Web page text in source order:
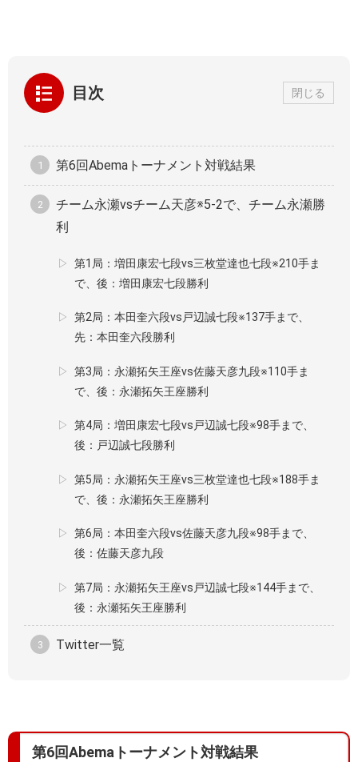
目次 閉じる
第6回Abemaトーナメント対戦結果
チーム永瀬vsチーム天彦※5-2で、チーム永瀬勝
利
第1局：増田康宏七段vs三枚堂達也七段※210手ま
で、後：増田康宏七段勝利
第2局：本田奎六段vs戸辺誠七段※137手まで、
先：本田奎六段勝利
第3局：永瀬拓矢王座vs佐藤天彦九段※110手ま
で、後：永瀬拓矢王座勝利
第4局：増田康宏七段vs戸辺誠七段※98手まで、
後：戸辺誠七段勝利
第5局：永瀬拓矢王座vs三枚堂達也七段※188手ま
で、後：永瀬拓矢王座勝利
第6局：本田奎六段vs佐藤天彦九段※98手まで、
後：佐藤天彦九段
第7局：永瀬拓矢王座vs戸辺誠七段※144手まで、
後：永瀬拓矢王座勝利
Twitter一覧
第6回Abemaトーナメント対戦結果